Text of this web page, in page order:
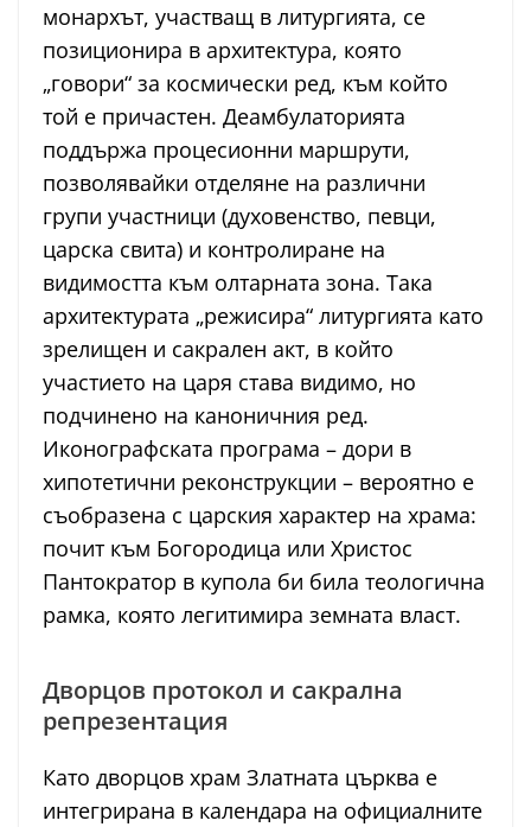
монархът, участващ в литургията, се
позиционира в архитектура, която
„говори“ за космически ред, към който
той е причастен. Деамбулаторията
поддържа процесионни маршрути,
позволявайки отделяне на различни
групи участници (духовенство, певци,
царска свита) и контролиране на
видимостта към олтарната зона. Така
архитектурата „режисира“ литургията като
зрелищен и сакрален акт, в който
участието на царя става видимо, но
подчинено на каноничния ред.
Иконографската програма – дори в
хипотетични реконструкции – вероятно е
съобразена с царския характер на храма:
почит към Богородица или Христос
Пантократор в купола би била теологична
рамка, която легитимира земната власт.
Дворцов протокол и сакрална
репрезентация
Като дворцов храм Златната църква е
интегрирана в календара на официалните